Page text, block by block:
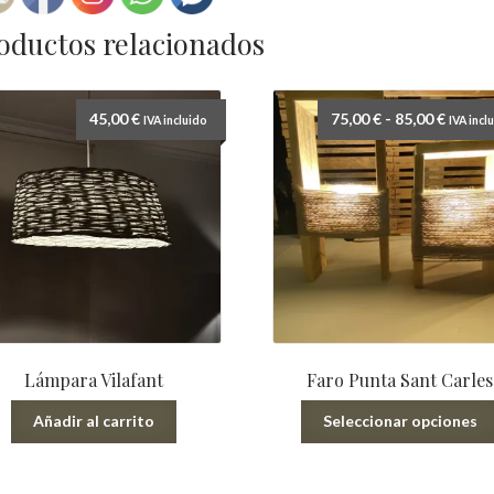
relacionados
Lámpara Vilafant
45,00€ IVA incluido
Añadir al carrito
Faro Punta Sant Carles
75,00€ - 85,00€Rango
de
precios:
desde
75,00
hasta
85,00
IVA
Seleccionar opciones